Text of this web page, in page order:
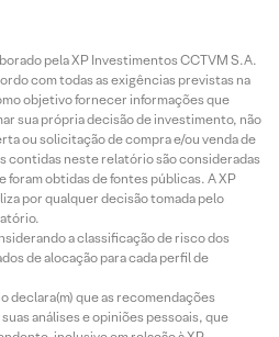
pela XP Investimentos CCTVM S.A.
com todas as exigências previstas na
objetivo fornecer informações que
sua própria decisão de investimento, não
ou solicitação de compra e/ou venda de
contidas neste relatório são consideradas
foram obtidas de fontes públicas. A XP
por qualquer decisão tomada pelo
a classificação de risco dos
de alocação para cada perfil de
declara(m) que as recomendações
análises e opiniões pessoais, que